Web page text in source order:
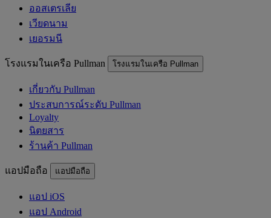
ออสเตรเลีย
เวียดนาม
เยอรมนี
โรงแรมในเครือ Pullman โรงแรมในเครือ Pullman
เกี่ยวกับ Pullman
ประสบการณ์ระดับ Pullman
Loyalty
นิตยสาร
ร้านค้า Pullman
แอปมือถือ แอปมือถือ
แอป iOS
แอป Android